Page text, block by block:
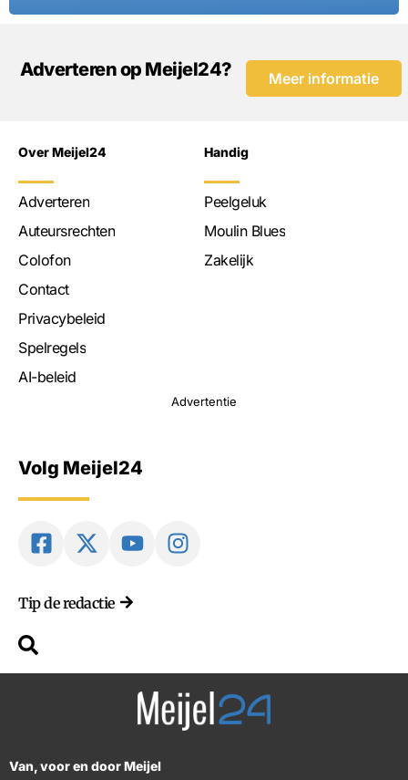
Adverteren op Meijel24? Meer informatie
Over Meijel24
Adverteren
Auteursrechten
Colofon
Contact
Privacybeleid
Spelregels
AI-beleid
Handig
Peelgeluk
Moulin Blues
Zakelijk
Advertentie
Volg Meijel24
Tip de redactie
Van, voor en door Meijel